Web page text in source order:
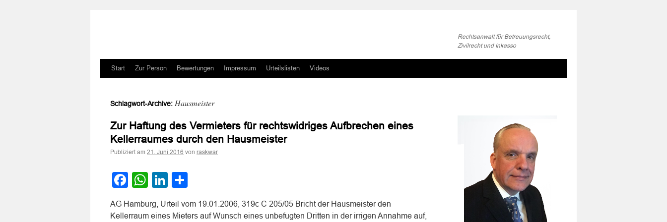
Rechtsanwalt für Betreuungsrecht,
Zivilrecht und Inkasso
Zum
springen
Start Zur Person Bewertungen Impressum Urteilslisten Videos
Schlagwort-Archive: Hausmeister
Zur Haftung des Vermieters für rechtswidriges Aufbrechen eines
Kellerraumes durch den Hausmeister
Publiziert am 21. Juni 2016 von raskwar
Facebook
WhatsApp
LinkedIn
AG Hamburg, Urteil vom 19.01.2006, 319c C 205/05 Bricht der Hausmeister den
Kellerraum eines Mieters auf Wunsch eines unbefugten Dritten in der irrigen Annahme auf,